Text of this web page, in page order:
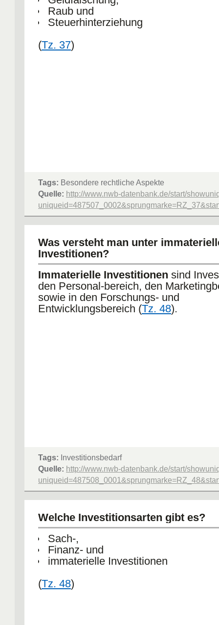
Raub und
Steuerhinterziehung
(Tz. 37)
Tags: Besondere rechtliche Aspekte
Quelle: http://www.nwb-datenbank.de/start/
Was versteht man unter
Investitionen?
Immaterielle Investitionen sind
den Personal-bereich, den
sowie in den Forschungs- und
Entwicklungsbereich (Tz. 48).
Tags: Investitionsbedarf
Quelle: http://www.nwb-datenbank.de/start/
Welche Investitionsarten gibt es?
Sach-,
Finanz- und
immaterielle Investitionen
(Tz. 48)